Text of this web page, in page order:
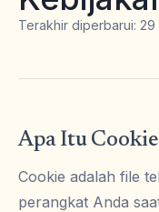
Terakhir diperbarui: 29
Apa Itu Cookie
Cookie adalah file
perangkat Anda